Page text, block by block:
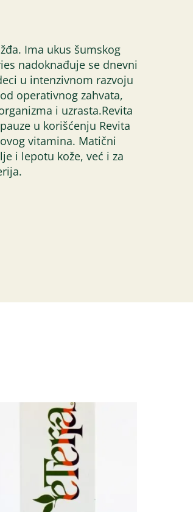
Ima ukus šumskog
nadoknađuje se dnevni
u intenzivnom razvoju
operativnog zahvata,
i uzrasta.Revita
u korišćenju Revita
vitamina. Matični
i lepotu kože, već i za